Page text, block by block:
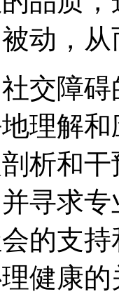
动，
障碍
理解
析和
寻求
的支
健康